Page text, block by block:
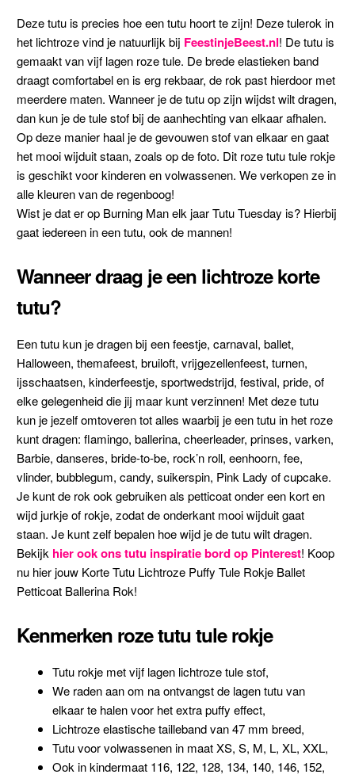
Deze tutu is precies hoe een tutu hoort te zijn! Deze tulerok in
het lichtroze vind je natuurlijk bij FeestinjeBeest.nl! De tutu is
gemaakt van vijf lagen roze tule. De brede elastieken band
draagt comfortabel en is erg rekbaar, de rok past hierdoor met
meerdere maten. Wanneer je de tutu op zijn wijdst wilt dragen,
dan kun je de tule stof bij de aanhechting van elkaar afhalen.
Op deze manier haal je de gevouwen stof van elkaar en gaat
het mooi wijduit staan, zoals op de foto. Dit roze tutu tule rokje
is geschikt voor kinderen en volwassenen. We verkopen ze in
alle kleuren van de regenboog!
Wist je dat er op Burning Man elk jaar Tutu Tuesday is? Hierbij
gaat iedereen in een tutu, ook de mannen!
Wanneer draag je een lichtroze korte
tutu?
Een tutu kun je dragen bij een feestje, carnaval, ballet,
Halloween, themafeest, bruiloft, vrijgezellenfeest, turnen,
ijsschaatsen, kinderfeestje, sportwedstrijd, festival, pride, of
elke gelegenheid die jij maar kunt verzinnen! Met deze tutu
kun je jezelf omtoveren tot alles waarbij je een tutu in het roze
kunt dragen: flamingo, ballerina, cheerleader, prinses, varken,
Barbie, danseres, bride-to-be, rock’n roll, eenhoorn, fee,
vlinder, bubblegum, candy, suikerspin, Pink Lady of cupcake.
Je kunt de rok ook gebruiken als petticoat onder een kort en
wijd jurkje of rokje, zodat de onderkant mooi wijduit gaat
staan. Je kunt zelf bepalen hoe wijd je de tutu wilt dragen.
Bekijk hier ook ons tutu inspiratie bord op Pinterest! Koop
nu hier jouw Korte Tutu Lichtroze Puffy Tule Rokje Ballet
Petticoat Ballerina Rok!
Kenmerken roze tutu tule rokje
Tutu rokje met vijf lagen lichtroze tule stof,
We raden aan om na ontvangst de lagen tutu van
elkaar te halen voor het extra puffy effect,
Lichtroze elastische tailleband van 47 mm breed,
Tutu voor volwassenen in maat XS, S, M, L, XL, XXL,
Ook in kindermaat 116, 122, 128, 134, 140, 146, 152,